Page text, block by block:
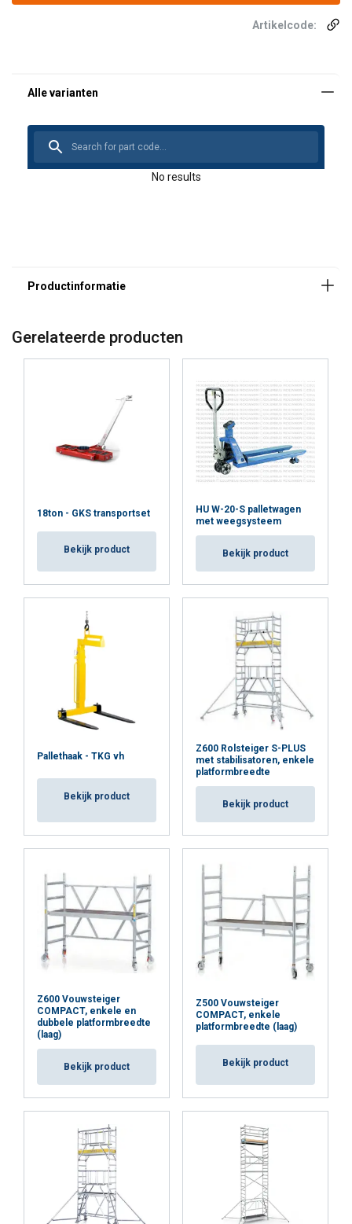
Artikelcode:
No results
Gerelateerde producten
18ton - GKS transportset
Bekijk product
HU W-20-S palletwagen
met weegsysteem
Bekijk product
Pallethaak - TKG vh
Bekijk product
Z600 Rolsteiger S-PLUS
met stabilisatoren, enkele
platformbreedte
Bekijk product
Z600 Vouwsteiger
COMPACT, enkele en
dubbele platformbreedte
(laag)
Bekijk product
Z500 Vouwsteiger
COMPACT, enkele
platformbreedte (laag)
Bekijk product